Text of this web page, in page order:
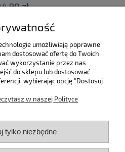
zł
koszyka
SKLEP
KONTO
BIEŻĄCO!
umożliwiają poprawne
dostosować ofertę do Twoich
wykorzystanie przez nas
do sklepu lub dostosować
wybierając opcję "Dostosuj
w naszej Polityce
tylko niezbędne